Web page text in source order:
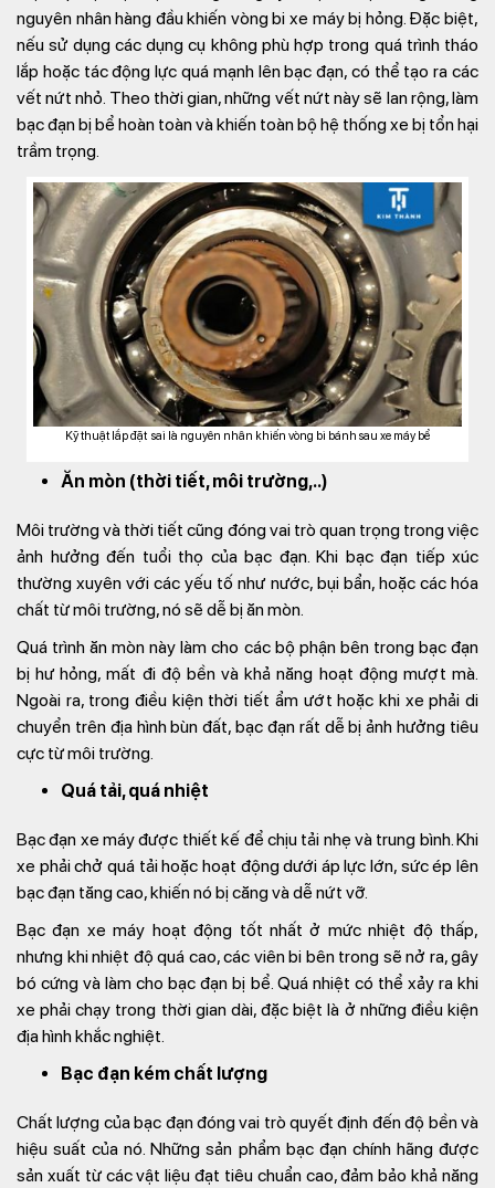
nguyên nhân hàng đầu khiến vòng bi xe máy bị hỏng. Đặc biệt,
nếu sử dụng các dụng cụ không phù hợp trong quá trình tháo
lắp hoặc tác động lực quá mạnh lên bạc đạn, có thể tạo ra các
vết nứt nhỏ. Theo thời gian, những vết nứt này sẽ lan rộng, làm
bạc đạn bị bể hoàn toàn và khiến toàn bộ hệ thống xe bị tổn hại
trầm trọng.
Kỹ thuật lắp đặt sai là nguyên nhân khiến vòng bi bánh sau xe máy bể
Ăn mòn (thời tiết, môi trường,..)
Môi trường và thời tiết cũng đóng vai trò quan trọng trong việc
ảnh hưởng đến tuổi thọ của bạc đạn. Khi bạc đạn tiếp xúc
thường xuyên với các yếu tố như nước, bụi bẩn, hoặc các hóa
chất từ môi trường, nó sẽ dễ bị ăn mòn.
Quá trình ăn mòn này làm cho các bộ phận bên trong bạc đạn
bị hư hỏng, mất đi độ bền và khả năng hoạt động mượt mà.
Ngoài ra, trong điều kiện thời tiết ẩm ướt hoặc khi xe phải di
chuyển trên địa hình bùn đất, bạc đạn rất dễ bị ảnh hưởng tiêu
cực từ môi trường.
Quá tải, quá nhiệt
Bạc đạn xe máy được thiết kế để chịu tải nhẹ và trung bình. Khi
xe phải chở quá tải hoặc hoạt động dưới áp lực lớn, sức ép lên
bạc đạn tăng cao, khiến nó bị căng và dễ nứt vỡ.
Bạc đạn xe máy hoạt động tốt nhất ở mức nhiệt độ thấp,
nhưng khi nhiệt độ quá cao, các viên bi bên trong sẽ nở ra, gây
bó cứng và làm cho bạc đạn bị bể. Quá nhiệt có thể xảy ra khi
xe phải chạy trong thời gian dài, đặc biệt là ở những điều kiện
địa hình khắc nghiệt.
Bạc đạn kém chất lượng
Chất lượng của bạc đạn đóng vai trò quyết định đến độ bền và
hiệu suất của nó. Những sản phẩm bạc đạn chính hãng được
sản xuất từ các vật liệu đạt tiêu chuẩn cao, đảm bảo khả năng